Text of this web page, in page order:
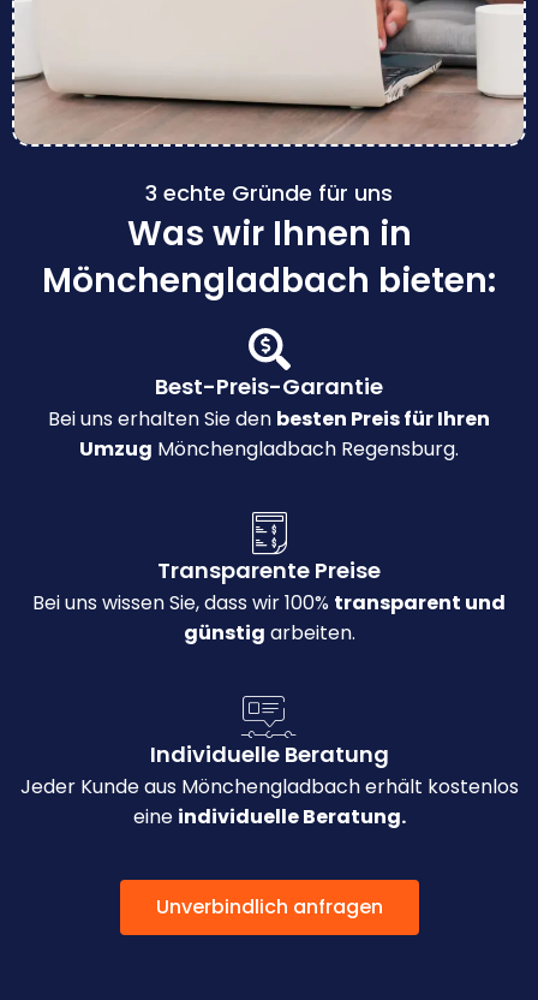
3 echte Gründe für uns
Was wir Ihnen in
Mönchengladbach bieten:
Best-Preis-Garantie
Bei uns erhalten Sie den besten Preis für Ihren
Umzug Mönchengladbach Regensburg.
Transparente Preise
Bei uns wissen Sie, dass wir 100% transparent und
günstig arbeiten.
Individuelle Beratung
Jeder Kunde aus Mönchengladbach erhält kostenlos
eine individuelle Beratung.
Unverbindlich anfragen